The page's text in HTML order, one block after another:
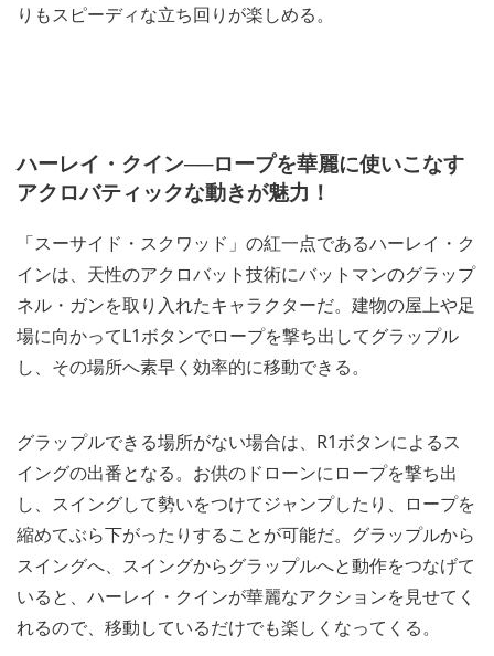
りもスピーディな立ち回りが楽しめる。
ハーレイ・クイン──ロープを華麗に使いこなす
アクロバティックな動きが魅力！
「スーサイド・スクワッド」の紅一点であるハーレイ・ク
インは、天性のアクロバット技術にバットマンのグラップ
ネル・ガンを取り入れたキャラクターだ。建物の屋上や足
場に向かってL1ボタンでロープを撃ち出してグラップル
し、その場所へ素早く効率的に移動できる。
グラップルできる場所がない場合は、R1ボタンによるス
イングの出番となる。お供のドローンにロープを撃ち出
し、スイングして勢いをつけてジャンプしたり、ロープを
縮めてぶら下がったりすることが可能だ。グラップルから
スイングへ、スイングからグラップルへと動作をつなげて
いると、ハーレイ・クインが華麗なアクションを見せてく
れるので、移動しているだけでも楽しくなってくる。